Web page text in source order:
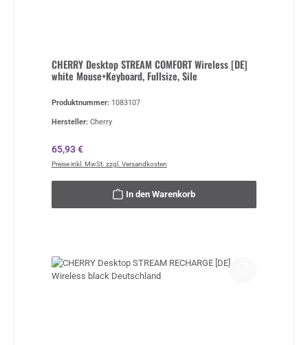
CHERRY Desktop STREAM COMFORT Wireless [DE]
white Mouse+Keyboard, Fullsize, Sile
Produktnummer: 1083107
Hersteller: Cherry
Regulärer Preis:
65,93 €
Preise inkl. MwSt. zzgl. Versandkosten
In den Warenkorb